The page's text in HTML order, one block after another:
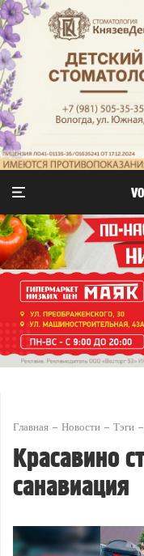
Главная Новости Тэги
Красавино
санавиация